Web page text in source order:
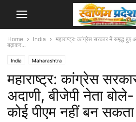
Home India
महाराष्ट्र: कांग्रेस सरकार में समृद्ध हुए
बढ़ाकर...
India Maharashtra
महाराष्ट्र: कांग्रेस
अदाणी, बीजेपी नेता
कोई पीएम नहीं बन सकता